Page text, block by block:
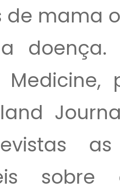
de mama
doença.
as
sobre